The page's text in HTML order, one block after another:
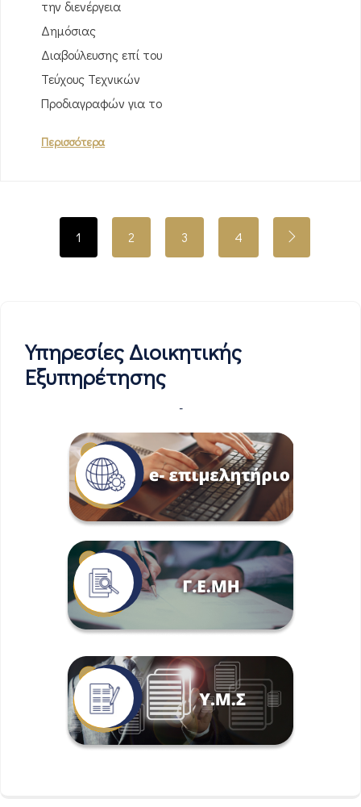
την διενέργεια
Δημόσιας
Διαβούλευσης επί του
Τεύχους Τεχνικών
Προδιαγραφών για το
Περισσότερα
1 2 3 4
Υπηρεσίες Διοικητικής
Εξυπηρέτησης
-